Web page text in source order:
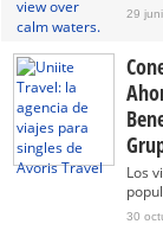
29
Los
30